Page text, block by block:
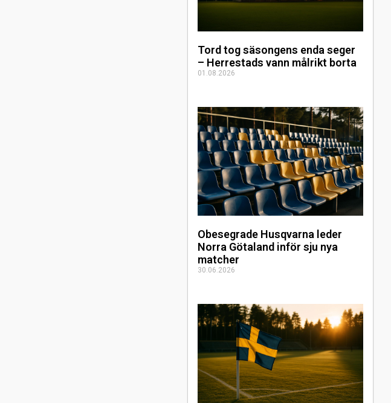
Tord tog säsongens enda seger
– Herrestads vann målrikt borta
01.08.2026
Obesegrade Husqvarna leder
Norra Götaland inför sju nya
matcher
30.06.2026